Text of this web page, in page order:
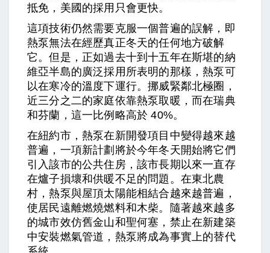
抵免，美國的採用只會更快。
這項技術仍然需要克服一個普遍的誤解，即
熱泵無法在經歷真正冬天的任何地方破解
它。但是，正如過去十到十五年在斯堪的納
維亞半島的廣泛採用所表明的那樣，熱泵可
以在寒冷的溫度下運行。挪威緊鄰北極圈，
近三分之二的家庭依靠熱泵取暖，而在瑞典
和芬蘭，這一比例略高於 40%。
在紐約市，熱泵在新開發項目中變得越來越
普遍，一項新計劃將於今年冬天開始將它們
引入該市的公共住房，該市長期以來一直存
在爐子損壞和供暖不足的問題。在東北農
村，熱泵與屋頂太陽能相結合越來越普遍，
使居民遠離燃燒燃料和木柴。隨著越來越多
的城市效仿舊金山和聖何塞，禁止在新建築
中安裝燃氣管道，熱泵將成為事實上的替代